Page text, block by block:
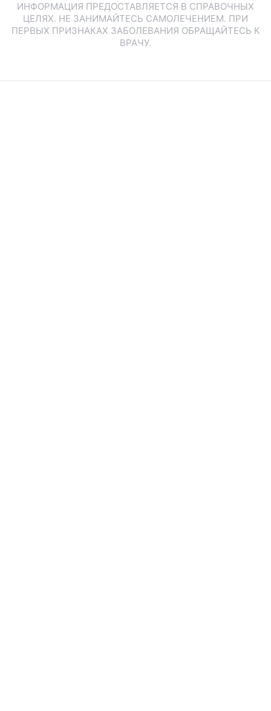
ИНФОРМАЦИЯ ПРЕДОСТАВЛЯЕТСЯ В СПРАВОЧНЫХ
ЦЕЛЯХ. НЕ ЗАНИМАЙТЕСЬ САМОЛЕЧЕНИЕМ. ПРИ
ПЕРВЫХ ПРИЗНАКАХ ЗАБОЛЕВАНИЯ ОБРАЩАЙТЕСЬ К
ВРАЧУ.